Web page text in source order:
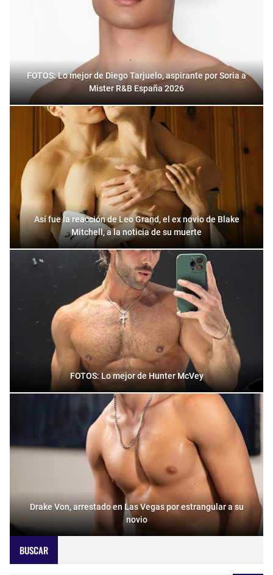
FOTOS: Lo mejor de Diego Tarjuelo, aspirante por Soria a
Mister R&B España 2026
Así fue la reacción de Leo Grand, el ex novio de Blake
Mitchell, a la noticia de su muerte
FOTOS: Lo mejor de Hunter McVey
Drake Von, arrestado en Las Vegas por estrangular a su
novio
BUSCAR